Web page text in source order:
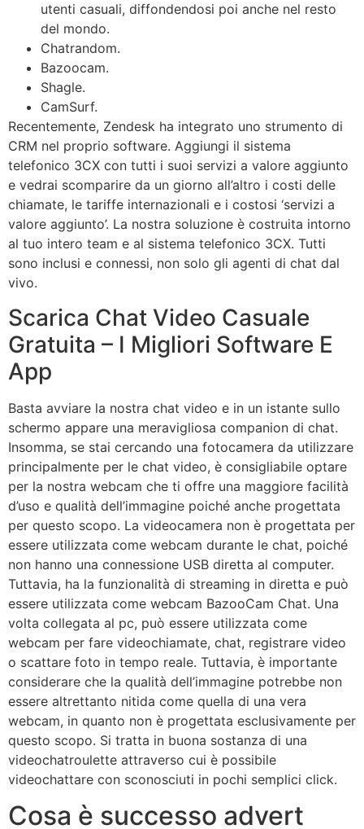
utenti casuali, diffondendosi poi anche nel resto
del mondo.
Chatrandom.
Bazoocam.
Shagle.
CamSurf.
Recentemente, Zendesk ha integrato uno strumento di
CRM nel proprio software. Aggiungi il sistema
telefonico 3CX con tutti i suoi servizi a valore aggiunto
e vedrai scomparire da un giorno all’altro i costi delle
chiamate, le tariffe internazionali e i costosi ‘servizi a
valore aggiunto’. La nostra soluzione è costruita intorno
al tuo intero team e al sistema telefonico 3CX. Tutti
sono inclusi e connessi, non solo gli agenti di chat dal
vivo.
Scarica Chat Video Casuale
Gratuita – I Migliori Software E
App
Basta avviare la nostra chat video e in un istante sullo
schermo appare una meravigliosa companion di chat.
Insomma, se stai cercando una fotocamera da utilizzare
principalmente per le chat video, è consigliabile optare
per la nostra webcam che ti offre una maggiore facilità
d’uso e qualità dell’immagine poiché anche progettata
per questo scopo. La videocamera non è progettata per
essere utilizzata come webcam durante le chat, poiché
non hanno una connessione USB diretta al computer.
Tuttavia, ha la funzionalità di streaming in diretta e può
essere utilizzata come webcam BazooCam Chat. Una
volta collegata al pc, può essere utilizzata come
webcam per fare videochiamate, chat, registrare video
o scattare foto in tempo reale. Tuttavia, è importante
considerare che la qualità dell’immagine potrebbe non
essere altrettanto nitida come quella di una vera
webcam, in quanto non è progettata esclusivamente per
questo scopo. Si tratta in buona sostanza di una
videochatroulette attraverso cui è possibile
videochattare con sconosciuti in pochi semplici click.
Cosa è successo advert